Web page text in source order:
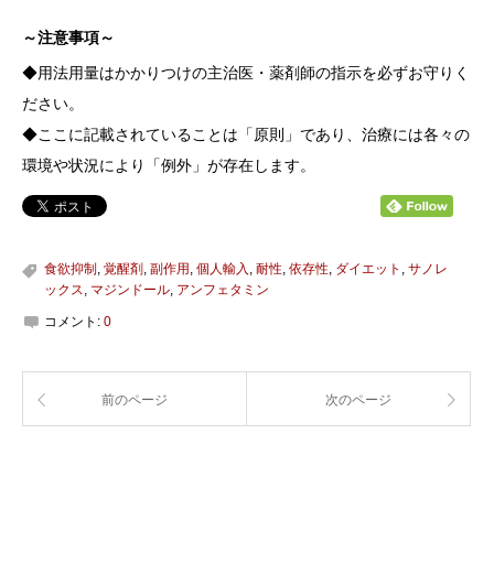
～注意事項～
◆用法用量はかかりつけの主治医・薬剤師の指示を必ずお守りく
ださい。
◆ここに記載されていることは「原則」であり、治療には各々の
環境や状況により「例外」が存在します。
食欲抑制 覚醒剤 副作用 個人輸入 耐性 依存性 ダイエット
サノレ
ックス
マジンドール アンフェタミン
コメント: 0
前のページ 次のページ